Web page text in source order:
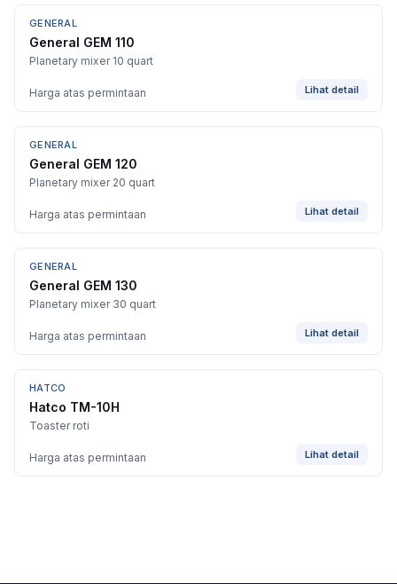
GENERAL
General GEM 110
Planetary mixer 10 quart
Harga atas permintaan Lihat detail
GENERAL
General GEM 120
Planetary mixer 20 quart
Harga atas permintaan Lihat detail
GENERAL
General GEM 130
Planetary mixer 30 quart
Harga atas permintaan Lihat detail
HATCO
Hatco TM-10H
Toaster roti
Harga atas permintaan Lihat detail